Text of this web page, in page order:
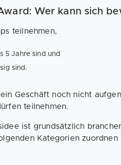
Wer kann sich
teilnehmen,
5 Jahre sind und
sind.
Geschäft noch nicht
teilnehmen.
ist grundsätzlich
Kategorien zuordnen